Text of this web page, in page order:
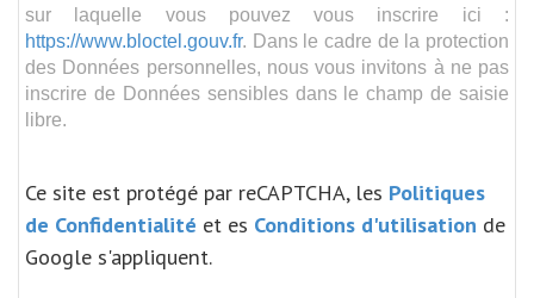
sur laquelle vous pouvez vous inscrire ici :
https://www.bloctel.gouv.fr. Dans le cadre de la protection
des Données personnelles, nous vous invitons à ne pas
inscrire de Données sensibles dans le champ de saisie
libre.
Ce site est protégé par reCAPTCHA, les Politiques
de Confidentialité et es Conditions d'utilisation de
Google s'appliquent.